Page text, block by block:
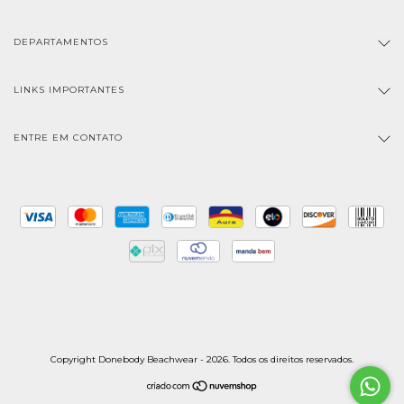
DEPARTAMENTOS
LINKS IMPORTANTES
ENTRE EM CONTATO
Copyright Donebody Beachwear - 2026. Todos os direitos reservados.